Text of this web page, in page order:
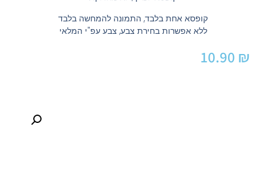
קופסא אחת בלבד, התמונה להמחשה בלבד
ללא אפשרות בחירת צבע, צבע עפ"י המלאי
10.90 ₪